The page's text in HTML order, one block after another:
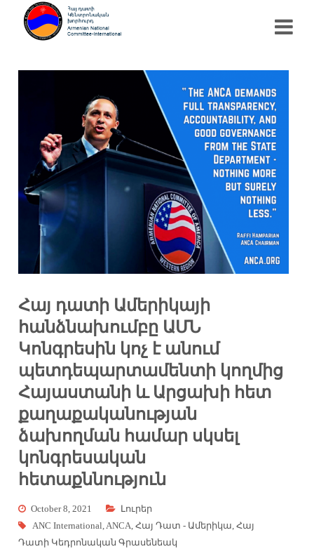
Հայ դատի Ամերիկայի
հանձնախումբը ԱՄՆ
Կոնգրեսին կոչ է անում
պետդեպարտամենտի կողմից
Հայաստանի և Արցախի հետ
քաղաքականության
ձախողման համար սկսել
կոնգրեսական
հետաքննություն
October 8, 2021
Լուրեր
ANC International,ANCA,Հայ Դատ - Ամերիկա,Հայ
Դատի Կեդրոնական Գրասենեակ